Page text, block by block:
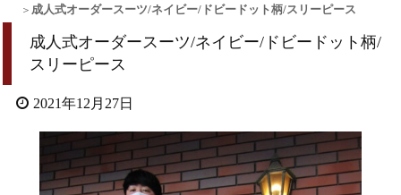
成人式オーダースーツ/ネイビー/ドビードット柄/スリーピース
成人式オーダースーツ/ネイビー/ドビードット柄/
スリーピース
2021年12月27日